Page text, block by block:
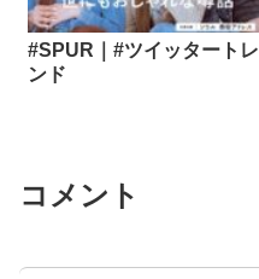
#SPUR｜#ツイッタートレ
ンド
コメント